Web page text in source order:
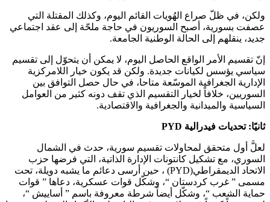
ولكن، في ظلّ صراع الهُويات القائم اليوم، وكذلك المقتلة التي
عصفت بسورية، أصبح السوريون في حاجة ملحّة إلى عقد اجتماعي
جديد، ينقلهم إلى الحالة الوطنية الجامعة.
إنّ تقسيم الأمر الواقع الحاصل اليوم، لا يمكن أن يتحوّل إلى تقسيم
سياسي يؤسس لكيانات جديدة. ولكن قد يكون خيار اللامركزية
الإدارية الجغرافية الموسّعة متاحا، في حال حصل التوافق بين
السوريين، خلافاً لخيار التقسيم الذي تقف دونه كثير من العوامل
السياسية والميدانية والجغرافية والاقتصادية.
ثانيًا: تحديات فيدرالية PYD
لعلَّ أول متحقق لمحاولات تقسيم سورية، حدث في الشمال
السوري، مع تشكيل كانتونات الإدارة الذاتية، التي فرضها حزب
الاتحاد الديمقراطي(PYD) ، حين أرسى دعائم ما يشبه دويلة، تحت
مسمى ” غرب كردستان “، وشكّل قوات عسكرية، دعاها ” قوات
حماية الشعب “، وشكّل أيضاً شرطة معروفة باسم ” أساييش “،